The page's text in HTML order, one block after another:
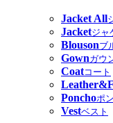
Jacket All
Jacketジャ
Blousonブ
Gownガウ
Coatコート
Ponchoポ
Vestベスト